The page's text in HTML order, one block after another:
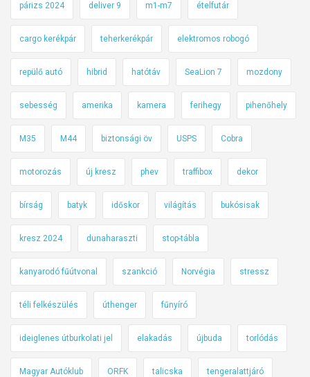
párizs 2024 deliver 9 m1-m7 ételfutár
cargo kerékpár teherkerékpár elektromos robogó
repülő autó hibrid hatótáv SeaLion 7 mozdony
sebesség amerika kamera ferihegy pihenőhely
M35 M44 biztonsági öv USPS Cobra
motorozás új kresz phev traffibox dekor
bírság batyk időskor világítás bukósisak
kresz 2024 dunaharaszti stop-tábla
kanyarodó fűútvonal szankció Norvégia stressz
téli felkészülés úthenger fűnyíró
ideiglenes útburkolati jel elakadás újbuda torlódás
Magyar Autóklub ORFK talicska tengeralattjáró